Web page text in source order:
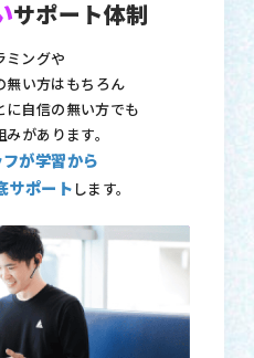
サポート体制
ミングや
無い方はもちろん
に自信の無い方でも
があります。
が学習から
サポート します。